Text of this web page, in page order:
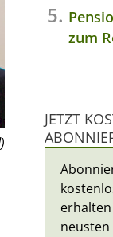
zum
JETZT
neusten